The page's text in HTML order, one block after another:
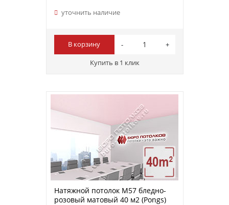
уточнить наличие
В корзину
Купить в 1 клик
Натяжной потолок M57 бледно-
розовый матовый 40 м2 (Pongs)